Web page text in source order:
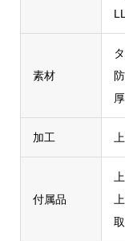
素材
加工
付属品